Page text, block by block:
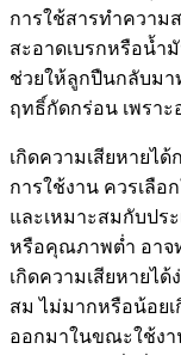
การใช้สารทำความ
สะอาดเบรกหรือน้ำ
ช่วยให้ลูกปืนกลับมา
ฤทธิ์กัดกร่อน เพรา
เกิดความเสียหายไ
การใช้งาน ควรเลื
และเหมาะสมกับปร
หรือคุณภาพต่ำ อาจ
เกิดความเสียหายไ
สม ไม่มากหรือน้อย
ออกมาในขณะใช้ง